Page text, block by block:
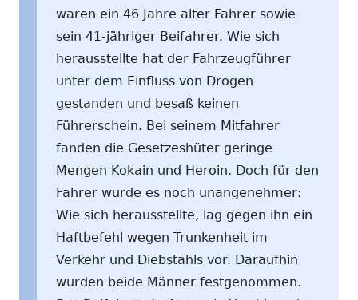
waren ein 46 Jahre alter Fahrer sowie
sein 41-jähriger Beifahrer. Wie sich
herausstellte hat der Fahrzeugführer
unter dem Einfluss von Drogen
gestanden und besaß keinen
Führerschein. Bei seinem Mitfahrer
fanden die Gesetzeshüter geringe
Mengen Kokain und Heroin. Doch für den
Fahrer wurde es noch unangenehmer:
Wie sich herausstellte, lag gegen ihn ein
Haftbefehl wegen Trunkenheit im
Verkehr und Diebstahls vor. Daraufhin
wurden beide Männer festgenommen.